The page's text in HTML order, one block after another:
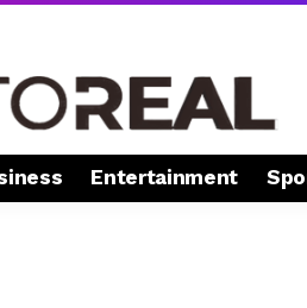
Entertainment